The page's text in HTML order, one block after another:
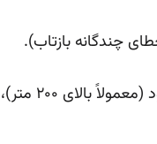
چندگانه بازتاب).
هرچند دقت در فواصل نزدیک عالی